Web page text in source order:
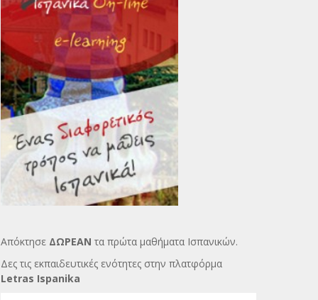
Απόκτησε ΔΩΡΕΑΝ τα πρώτα μαθήματα Ισπανικών.
Δες τις εκπαιδευτικές ενότητες στην πλατφόρμα
Letras Ispanika